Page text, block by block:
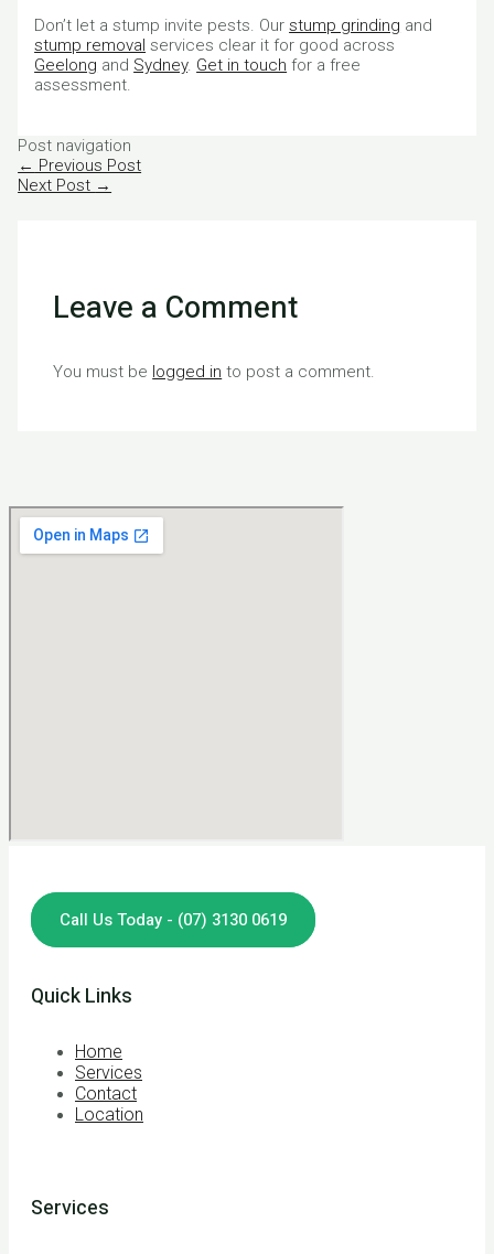
Don’t let a stump invite pests. Ourstump grinding and
stump removal services clear it for good across
Geelong and Sydney. Get in touch for a free
assessment.
Post navigation
← Previous Post
Next Post →
Leave a Comment
You must be logged in to post a comment.
Call Us Today - (07) 3130 0619
Quick Links
Home
Services
Contact
Location
Services